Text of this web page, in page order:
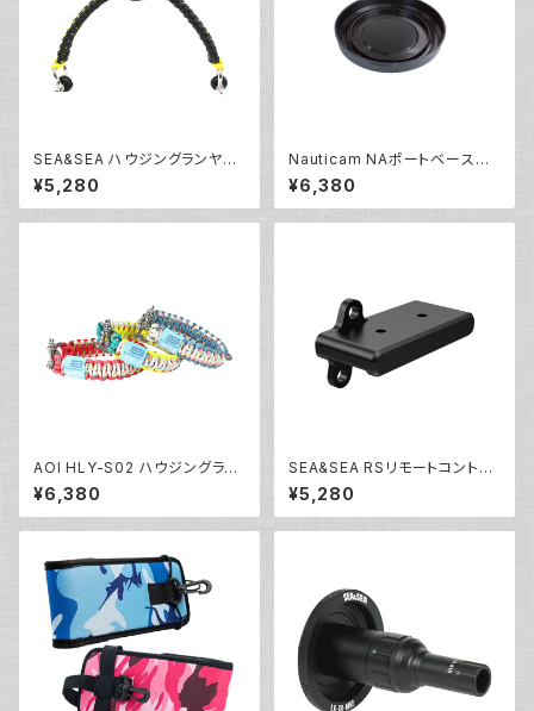
SEA&SEA ハウジングランヤー
ドIV [46137]
¥5,280
Nauticam NAポートベースリ
アキャップ [20307]
¥6,380
AOI HLY-S02 ハウジングラン
ヤードS02 [40440/40441/4
0442]
¥6,380
SEA&SEA RSリモートコントロ
ーラーブラケット [22534]
¥5,280